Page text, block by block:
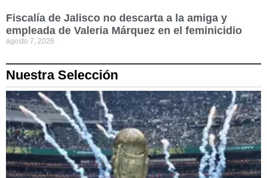
Fiscalía de Jalisco no descarta a la amiga y
empleada de Valeria Márquez en el feminicidio
agosto 7, 2026
Nuestra Selección